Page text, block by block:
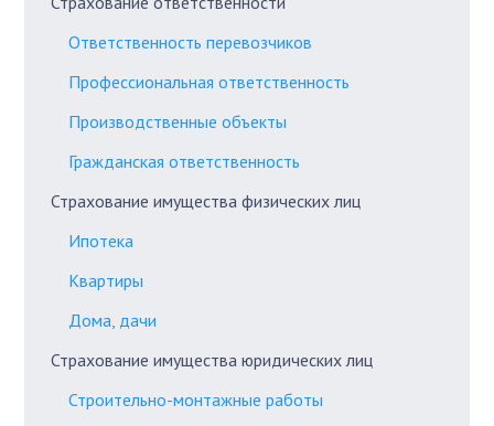
Ответственность перевозчиков
Профессиональная ответственность
Производственные объекты
Гражданская ответственность
Страхование имущества физических лиц
Ипотека
Квартиры
Дома, дачи
Страхование имущества юридических лиц
Строительно-монтажные работы